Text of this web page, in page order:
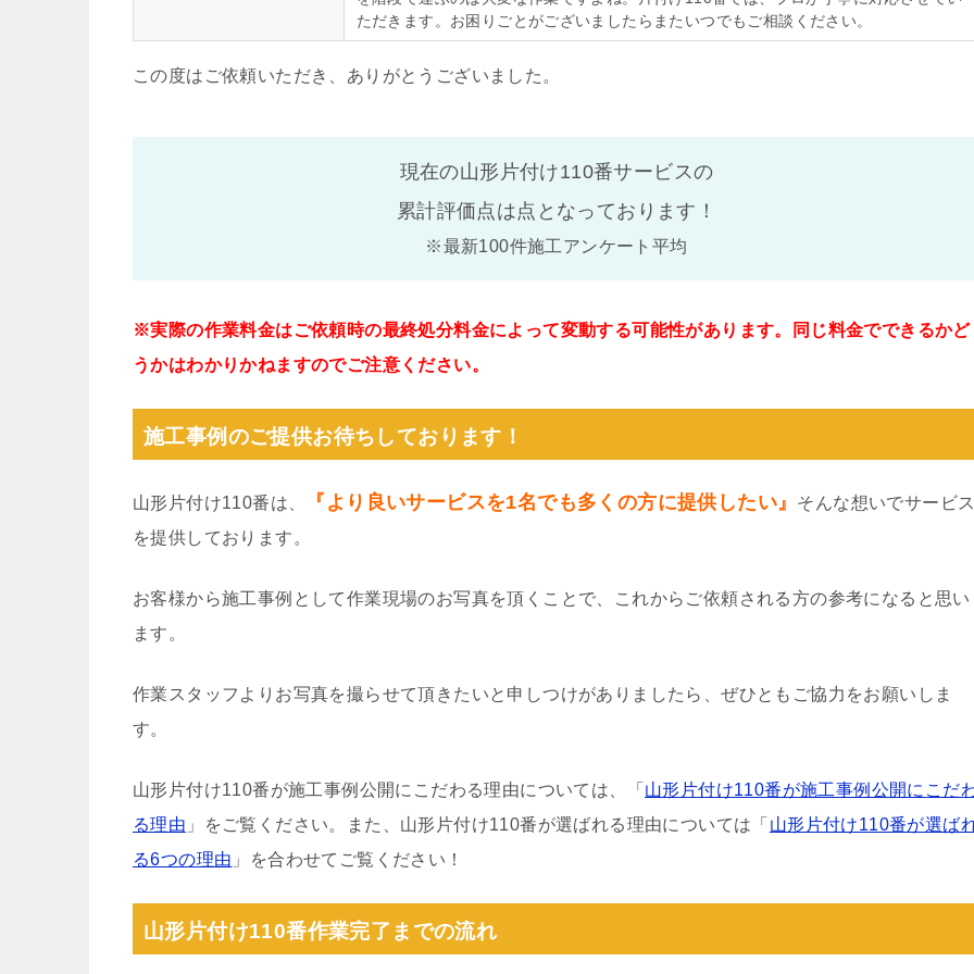
ただきます。お困りごとがございましたらまたいつでもご相談ください。
この度はご依頼いただき、ありがとうございました。
現在の山形片付け110番サービスの
累計評価点は点となっております！
※最新100件施工アンケート平均
※実際の作業料金はご依頼時の最終処分料金によって変動する可能性があります。同じ料金でできるかど
うかはわかりかねますのでご注意ください。
施工事例のご提供お待ちしております！
山形片付け110番は、 『より良いサービスを1名でも多くの方に提供したい』
そんな想いでサービス
を提供しております。
お客様から施工事例として作業現場のお写真を頂くことで、これからご依頼される方の参考になると思い
ます。
作業スタッフよりお写真を撮らせて頂きたいと申しつけがありましたら、ぜひともご協力をお願いしま
す。
山形片付け110番が施工事例公開にこだわる理由については、「 山形片付け110番が施工事例公開にこだ
る理由 」をご覧ください。また、山形片付け110番が選ばれる理由については「 山形片付け110番が選ば
る6つの理由 」を合わせてご覧ください！
山形片付け110番作業完了までの流れ